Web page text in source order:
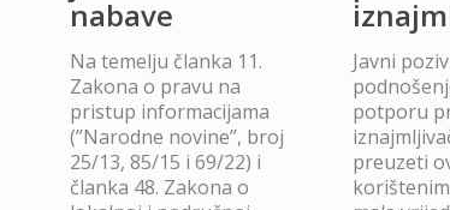
nabave
Na temelju članka 11.
Zakona o pravu na
pristup informacijama
(”Narodne novine”, broj
25/13, 85/15 i 69/22) i
članka 48. Zakona o
Javni
potporu
preuzeti